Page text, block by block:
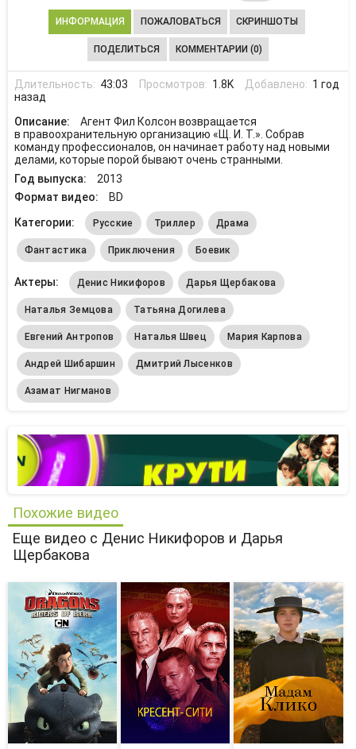
ИНФОРМАЦИЯ ПОЖАЛОВАТЬСЯ СКРИНШОТЫ
ПОДЕЛИТЬСЯ КОММЕНТАРИИ (0)
Длительность: 43:03 Просмотров: 1.8K Добавлено: 1 год
назад
Описание:
Агент Фил Колсон возвращается
в правоохранительную организацию «Щ. И. Т.». Собрав
команду профессионалов, он начинает работу над новыми
делами, которые порой бывают очень странными.
Год выпуска:
2013
Формат видео:
BD
Категории:
Русские Триллер Драма
Фантастика Приключения Боевик
Актеры: Денис Никифоров Дарья Щербакова
Наталья Земцова Татьяна Догилева
Евгений Антропов Наталья Швец Мария Карпова
Андрей Шибаршин Дмитрий Лысенков
Азамат Нигманов
Похожие видео
Еще видео с Денис Никифоров и Дарья
Щербакова